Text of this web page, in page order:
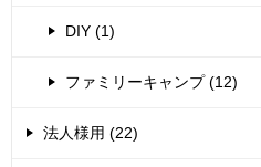
DIY (1)
ファミリーキャンプ (12)
法人様用 (22)